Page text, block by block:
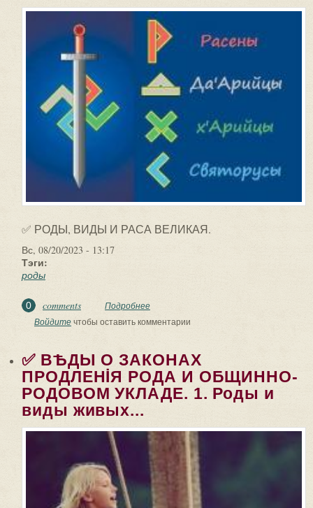
✅ РОДЫ, ВИДЫ И РАСА ВЕЛИКАЯ.
Вс, 08/20/2023 - 13:17
Тэги:
роды
0 comments Подробнее
Строгое разделение Согласно
Войдитечтобы оставить комментарии
✅ ВѢДЫ О ЗАКОНАХ
ПРОДЛЕНİЯ РОДА И ОБЩИННО-
РОДОВОМ УКЛАДЕ. 1. Роды и
виды живых...